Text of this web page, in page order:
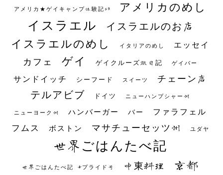
アメリカ★ゲイキャンプ体験記S3 アメリカのめし
イスラエル イスラエルのお店
イスラエルのめし イタリアのめし エッセイ
カフェ ゲイ ゲイクルーズ旅日記 ゲイバー
サンドイッチ シーフード スイーツ チェーン店
テルアビブ ドイツ ニューハンプシャー州
ニューヨーク州 ハンバーガー バー ファラフェル
フムス ボストン マサチューセッツ州 ユダヤ
世界ごはんたべ記
世界ごはんたべ記 #プライド号 中東料理 京都